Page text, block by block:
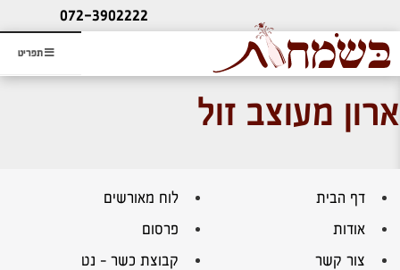
תפריט
ליעוץ חינם
והזמנת כרטיס שמחות
072-3902222
ארון מעוצב זול
דף הבית
לוח מאורשים
אודות
פרסום
צור קשר
קבוצת כשר – נט